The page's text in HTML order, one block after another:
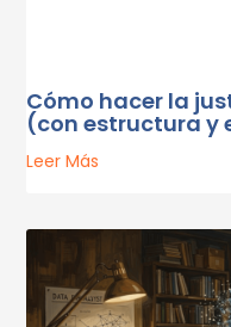
Cómo hacer la
(con estructura y
Leer Más